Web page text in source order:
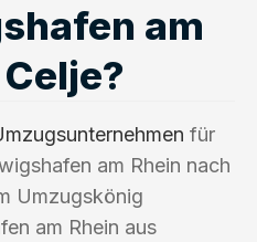
am
für
am Rhein nach
Umzugskönig
am Rhein aus